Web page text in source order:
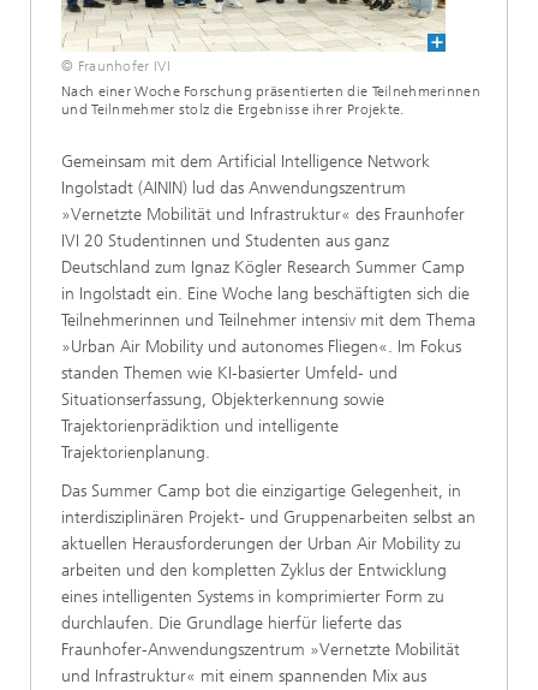
© Fraunhofer IVI
Nach einer Woche Forschung präsentierten die Teilnehmerinnen
und Teilnmehmer stolz die Ergebnisse ihrer Projekte.
Gemeinsam mit dem Artificial Intelligence Network
Ingolstadt (AININ) lud das Anwendungszentrum
»Vernetzte Mobilität und Infrastruktur« des Fraunhofer
IVI 20 Studentinnen und Studenten aus ganz
Deutschland zum Ignaz Kögler Research Summer Camp
in Ingolstadt ein. Eine Woche lang beschäftigten sich die
Teilnehmerinnen und Teilnehmer intensiv mit dem Thema
»Urban Air Mobility und autonomes Fliegen«. Im Fokus
standen Themen wie KI-basierter Umfeld- und
Situationserfassung, Objekterkennung sowie
Trajektorienprädiktion und intelligente
Trajektorienplanung.
Das Summer Camp bot die einzigartige Gelegenheit, in
interdisziplinären Projekt- und Gruppenarbeiten selbst an
aktuellen Herausforderungen der Urban Air Mobility zu
arbeiten und den kompletten Zyklus der Entwicklung
eines intelligenten Systems in komprimierter Form zu
durchlaufen. Die Grundlage hierfür lieferte das
Fraunhofer-Anwendungszentrum »Vernetzte Mobilität
und Infrastruktur« mit einem spannenden Mix aus